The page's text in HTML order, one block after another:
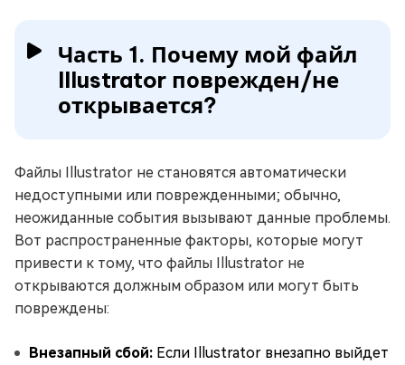
Часть 1. Почему мой файл
Illustrator поврежден/не
открывается?
Файлы Illustrator не становятся автоматически
недоступными или поврежденными; обычно,
неожиданные события вызывают данные проблемы.
Вот распространенные факторы, которые могут
привести к тому, что файлы Illustrator не
открываются должным образом или могут быть
повреждены:
Внезапный сбой: Если Illustrator внезапно выйдет